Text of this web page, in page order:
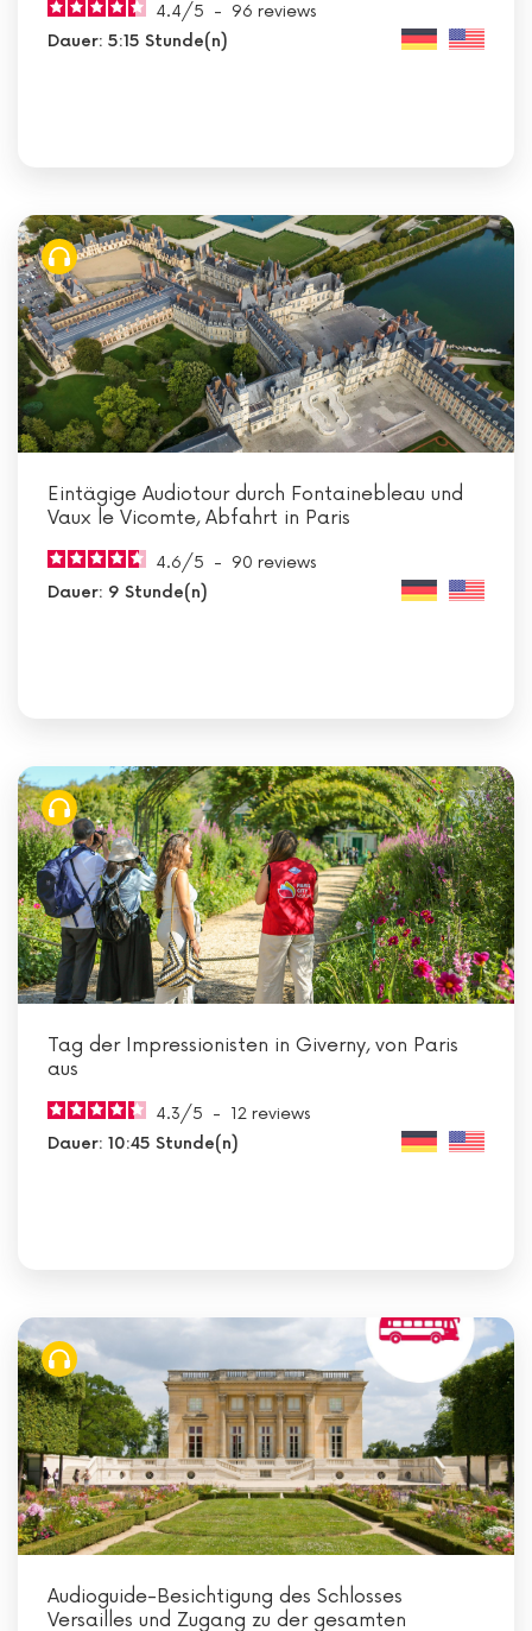
4.4/5 - 96 reviews
Dauer: 5:15 Stunde(n)
Eintägige Audiotour durch Fontainebleau und
Vaux le Vicomte, Abfahrt in Paris
4.6/5 - 90 reviews
Dauer: 9 Stunde(n)
Tag der Impressionisten in Giverny, von Paris
aus
4.3/5 - 12 reviews
Dauer: 10:45 Stunde(n)
Audioguide-Besichtigung des Schlosses
Versailles und Zugang zu der gesamten